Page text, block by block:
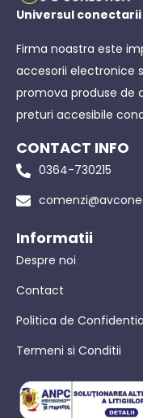
Universul conectarii
Firma noastra este
accesorii electronice
promova produse de
preturi accesibile
CONTACT INFO
0364-730215
Informatii
Despre noi
Contact
Politica de
Termeni si Conditii